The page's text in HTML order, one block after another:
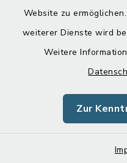
Website zu
weiterer Dienste wird
Weitere
Zur